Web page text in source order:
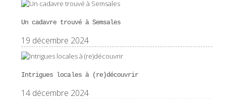
Un cadavre trouvé à Semsales
19 décembre 2024
Intrigues locales à (re)découvrir
14 décembre 2024